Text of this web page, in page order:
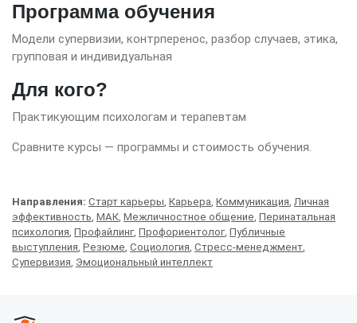
Программа обучения
Модели супервизии, контрперенос, разбор случаев, этика,
групповая и индивидуальная
Для кого?
Практикующим психологам и терапевтам
Сравните курсы — программы и стоимость обучения.
Направления: Старт карьеры, Карьера, Коммуникация, Личная
эффективность, МАК, Межличностное общение, Перинатальная
психология, Профайлинг, Профориентолог, Публичные
выступления, Резюме, Социология, Стресс-менеджмент,
Супервизия, Эмоциональный интеллект